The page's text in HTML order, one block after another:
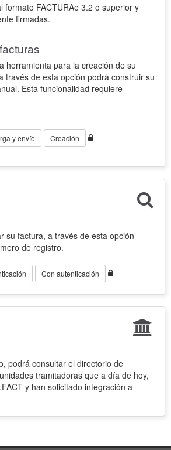
formato FACTURAe 3.2 o superior y
firmadas.
herramienta para la creación de su
través de esta opción podrá construir su
Esta funcionalidad requiere
y envío Creación
su factura, a través de esta opción
de registro.
Con autenticación
podrá consultar el directorio de
tramitadoras que a día de hoy,
y han solicitado integración a